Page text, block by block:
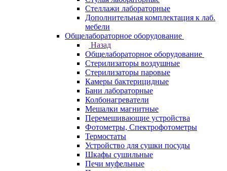
Стеллажи лабораторные
Дополнительная комплектация к лаб.
мебели
Общелабораторное оборудование
Назад
Общелабораторное оборудование
Стерилизаторы воздушные
Стерилизаторы паровые
Камеры бактерицидные
Бани лабораторные
Колбонагреватели
Мешалки магнитные
Перемешивающие устройства
Фотометры, Спектрофотометры
Термостаты
Устройство для сушки посуды
Шкафы сушильные
Печи муфельные